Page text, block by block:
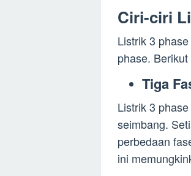
Ciri-ciri
Listrik 3
phase.
Tiga
Listrik 3
seimbang.
perbedaan
ini